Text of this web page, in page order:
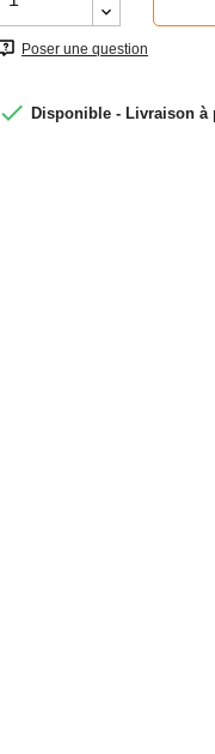
Poser une question
 Disponible - Livraison à